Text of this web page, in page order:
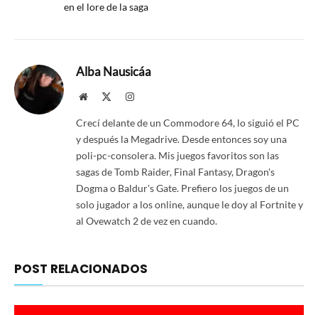
en el lore de la saga
Alba Nausicáa
Website Instagram
Crecí delante de un Commodore 64, lo siguió el PC
y después la Megadrive. Desde entonces soy una
poli-pc-consolera. Mis juegos favoritos son las
sagas de Tomb Raider, Final Fantasy, Dragon's
Dogma o Baldur's Gate. Prefiero los juegos de un
solo jugador a los online, aunque le doy al Fortnite y
al Ovewatch 2 de vez en cuando.
POST RELACIONADOS